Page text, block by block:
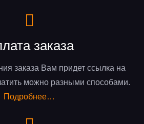
заказа
заказа Вам придет ссылка на
можно разными способами.
Подробнее…